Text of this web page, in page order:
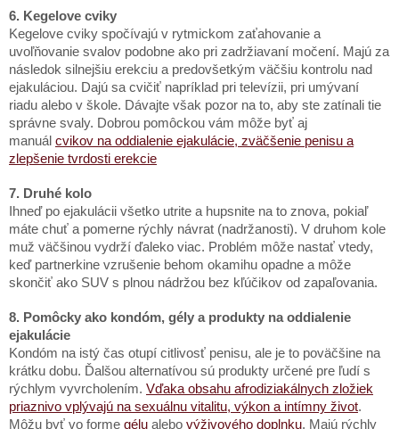
6. Kegelove cviky
Kegelove cviky spočívajú v rytmickom zaťahovanie a
uvoľňovanie svalov podobne ako pri zadržiavaní močení. Majú za
následok silnejšiu erekciu a predovšetkým väčšiu kontrolu nad
ejakuláciou. Dajú sa cvičiť napríklad pri televízii, pri umývaní
riadu alebo v škole. Dávajte však pozor na to, aby ste zatínali tie
správne svaly. Dobrou pomôckou vám môže byť aj
manuál cvikov na oddialenie ejakulácie, zväčšenie penisu a
zlepšenie tvrdosti erekcie
7. Druhé kolo
Ihneď po ejakulácii všetko utrite a hupsnite na to znova, pokiaľ
máte chuť a pomerne rýchly návrat (nadržanosti). V druhom kole
muž väčšinou vydrží ďaleko viac. Problém môže nastať vtedy,
keď partnerkine vzrušenie behom okamihu opadne a môže
skončiť ako SUV s plnou nádržou bez kľúčikov od zapaľovania.
8. Pomôcky ako kondóm, gély a produkty na oddialenie
ejakulácie
Kondóm na istý čas otupí citlivosť penisu, ale je to poväčšine na
krátku dobu. Ďalšou alternatívou sú produkty určené pre ľudí s
rýchlym vyvrcholením. Vďaka obsahu afrodiziakálnych zložiek
priaznivo vplývajú na sexuálnu vitalitu, výkon a intímny život.
Môžu byť vo forme gélu alebo výživového doplnku. Majú rýchly